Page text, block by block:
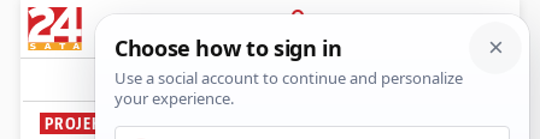
PRIJAVA
News Komentari
PROJEKT OD 500 MILIJUNA EURA